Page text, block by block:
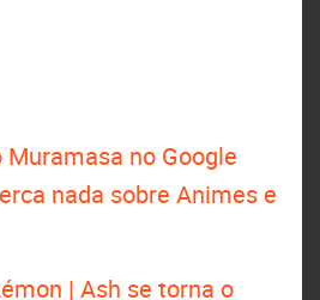
no Google
nada sobre Animes e
| Ash se torna o